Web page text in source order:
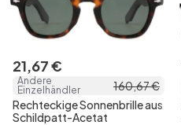
21,67€
Andere
Einzelhändler
160,67€
Rechteckige Sonnenbrille aus
Schildpatt-Acetat